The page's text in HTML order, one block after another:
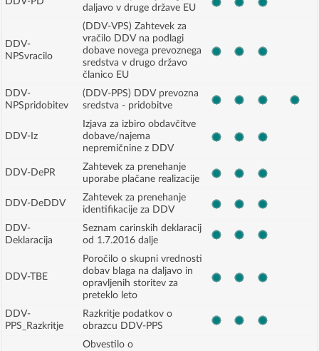
daljavo v druge države EU
DDV-
NPSvracilo
(DDV-VPS) Zahtevek za
vračilo DDV na podlagi
dobave novega prevoznega
sredstva v drugo državo
članico EU
DDV-
NPSpridobitev
(DDV-PPS) DDV prevozna
sredstva - pridobitve
DDV-Iz
Izjava za izbiro obdavčitve
dobave/najema
nepremičnine z DDV
DDV-DePR
Zahtevek za prenehanje
uporabe plačane realizacije
DDV-DeDDV
Zahtevek za prenehanje
identifikacije za DDV
DDV-
Deklaracija
Seznam carinskih deklaracij
od 1.7.2016 dalje
DDV-TBE
Poročilo o skupni vrednosti
dobav blaga na daljavo in
opravljenih storitev za
preteklo leto
DDV-
PPS_Razkritje
Razkritje podatkov o
obrazcu DDV-PPS
Obvestilo o